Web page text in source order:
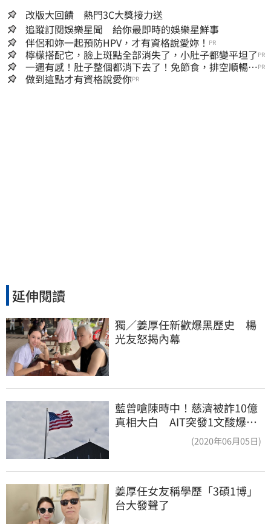
改版大回饋 熱門3C大獎接力送
追蹤訂閱娛樂星聞 給你最即時的娛樂星鮮事
伴侶和妳一起預防HPV，才有資格說愛妳！ PR
檸檬搭配它，臉上斑點全部消失了，小肚子都變平坦了 PR
一週有感！肚子整個都消下去了！免節食，排空順暢就
夠
PR
做到這點才有資格說愛你PR
延伸閱讀
獨／姜厚任新歡爆黑歷史　楊
光友怒揭內幕
藍曾嗆陳時中！慈濟被詐10億
真相大白 AIT突發1文酸爆…
(2020年06月05日)
姜厚任女友稱學歷「3碩1博」
台大發聲了